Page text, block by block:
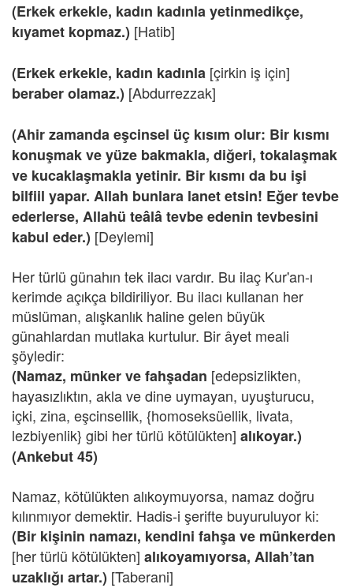
(Erkek erkekle, kadın kadınla yetinmedikçe,
kıyamet kopmaz.) [Hatib]
(Erkek erkekle, kadın kadınla [çirkin iş için]
beraber olamaz.) [Abdurrezzak]
(Ahir zamanda eşcinsel üç kısım olur: Bir kısmı
konuşmak ve yüze bakmakla, diğeri, tokalaşmak
ve kucaklaşmakla yetinir. Bir kısmı da bu işi
bilfiil yapar. Allah bunlara lanet etsin! Eğer tevbe
ederlerse, Allahü teâlâ tevbe edenin tevbesini
kabul eder.) [Deylemi]
Her türlü günahın tek ilacı vardır. Bu ilaç Kur'an-ı
kerimde açıkça bildiriliyor. Bu ilacı kullanan her
müslüman, alışkanlık haline gelen büyük
günahlardan mutlaka kurtulur. Bir âyet meali
şöyledir:
(Namaz, münker ve fahşadan [edepsizlikten,
hayasızlıktın, akla ve dine uymayan, uyuşturucu,
içki, zina, eşcinsellik, {homoseksüellik, livata,
lezbiyenlik} gibi her türlü kötülükten] alıkoyar.)
(Ankebut 45)
Namaz, kötülükten alıkoymuyorsa, namaz doğru
kılınmıyor demektir. Hadis-i şerifte buyuruluyor ki:
(Bir kişinin namazı, kendini fahşa ve münkerden
[her türlü kötülükten] alıkoyamıyorsa, Allah’tan
uzaklığı artar.) [Taberani]